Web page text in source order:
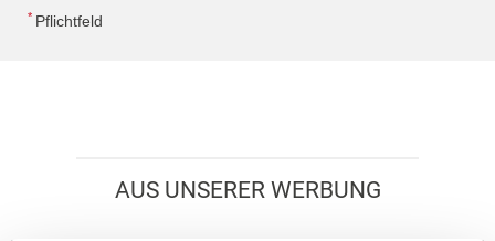
* Pflichtfeld
AUS UNSERER WERBUNG